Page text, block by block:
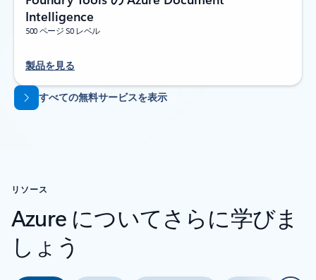
Intelligence
500 ページ S0 レベル
製品を見る
タブに戻るすべての無料サービスを表示
リソース
Azure についてさらに学びま
しょう